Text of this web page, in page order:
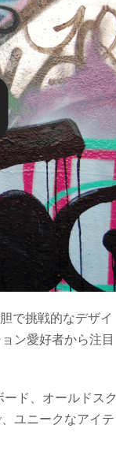
で挑戦的なデザイ
ン愛好者から注目
ド、オールドスク
ユニークなアイテ